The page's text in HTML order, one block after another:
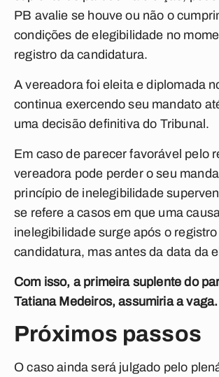
PB avalie se houve ou não o
condições de elegibilidade no
registro da candidatura.
A vereadora foi eleita e diplomada
continua exercendo seu mandato
uma decisão definitiva do Tribunal.
Em caso de parecer favorável pelo
vereadora pode perder o seu
princípio de inelegibilidade
se refere a casos em que uma
inelegibilidade surge após o
candidatura, mas antes da data da
Com isso, a primeira suplente do
Tatiana Medeiros, assumiria a vaga.
Próximos passos
O caso ainda será julgado pelo